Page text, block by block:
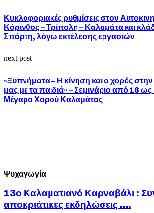
Κυκλοφοριακές ρυθμίσεις στον
Κόρινθος – Τρίπολη – Καλαμάτα και
Σπάρτη, λόγω εκτέλεσης εργασιών
next post
«Ξυπνήματα – Η κίνηση και ο χορός
μας με τα παιδιά» – Σεμινάριο από 16
Μέγαρο Χορού Καλαμάτας
Ψυχαγωγία
13ο Καλαματιανό Καρναβάλι :
αποκριάτικες εκδηλώσεις ….